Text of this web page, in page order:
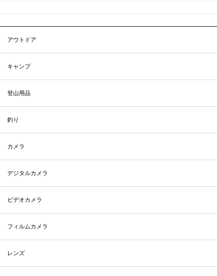
アウトドア
キャンプ
登山用品
釣り
カメラ
デジタルカメラ
ビデオカメラ
フィルムカメラ
レンズ